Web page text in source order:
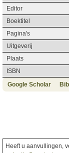
Editor
Boektitel
Pagina's
Uitgeverij
Plaats
ISBN
Google Scholar
Heeft u aanvullingen,